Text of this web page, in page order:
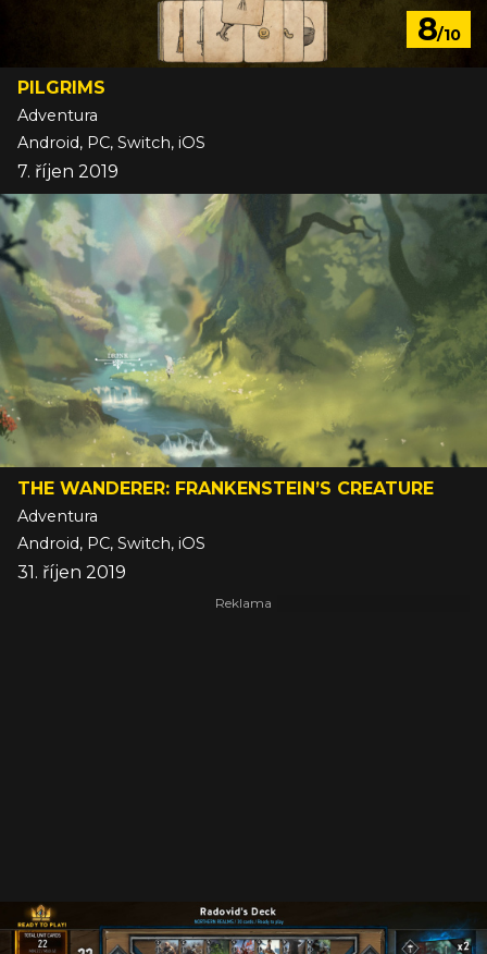
8/10
PILGRIMS
Adventura
Android, PC, Switch, iOS
7. říjen 2019
THE WANDERER: FRANKENSTEIN’S CREATURE
Adventura
Android, PC, Switch, iOS
31. říjen 2019